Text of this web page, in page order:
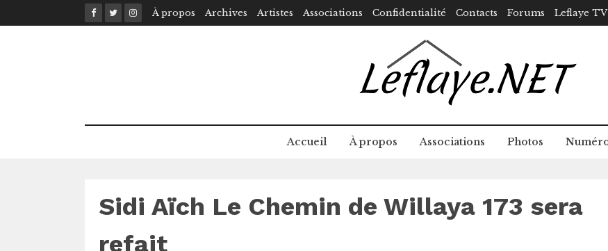
to
À propos Archives Artistes Associations Confidentialité Contacts Forums Leflaye TV
Accueil À propos Associations Photos
Sidi Aïch Le Chemin de Willaya 173 sera
refait